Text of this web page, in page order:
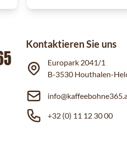
Kontaktieren Sie uns
Europark 2041/1
B-3530 Houthalen-
+32 (0) 11 12 30 00